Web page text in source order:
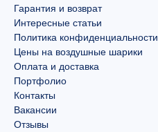
Гарантия и возврат
Интересные статьи
Политика конфиденциальности
Цены на воздушные шарики
Оплата и доставка
Портфолио
Контакты
Вакансии
Отзывы